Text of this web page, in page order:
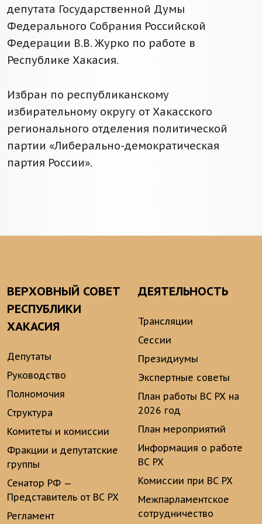
депутата Государственной Думы
Федерального Собрания Российской
Федерации В.В. Журко по работе в
Республике Хакасия.
Избран по республиканскому
избирательному округу от Хакасского
регионального отделения политической
партии «Либерально-демократическая
партия России».
ВЕРХОВНЫЙ СОВЕТ
РЕСПУБЛИКИ
ХАКАСИЯ
Депутаты
Руководство
Полномочия
Структура
Комитеты и комиссии
Фракции и депутатские
группы
Сенатор РФ —
Представитель от ВС РХ
Регламент
ДЕЯТЕЛЬНОСТЬ
Трансляции
Сессии
Президиумы
Экспертные советы
План работы ВС РХ на
2026 год
План мероприятий
Информация о работе
ВС РХ
Комиссии при ВС РХ
Межпарламентское
сотрудничество